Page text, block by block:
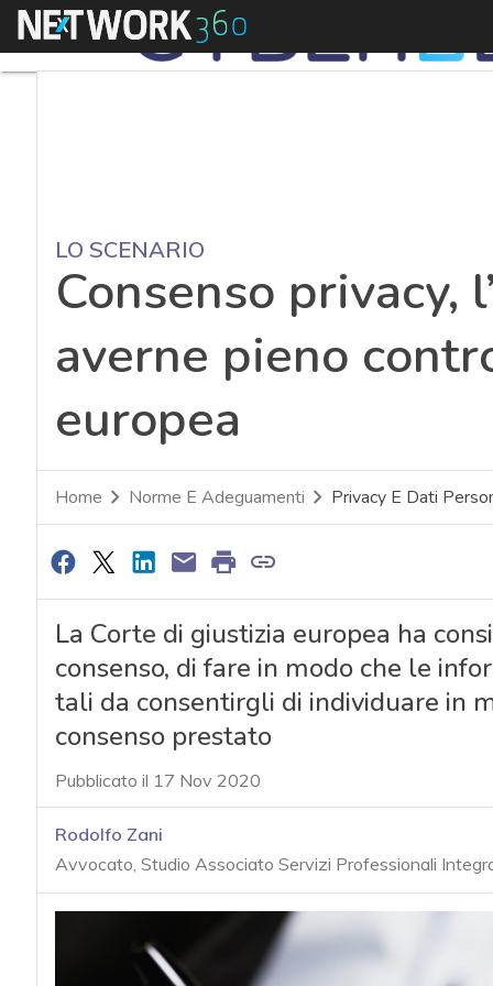
Menu
LO SCENARIO
Consenso privacy,
averne pieno
europea
Home Norme E Adeguamenti Privacy E Dati
La Corte di giustizia europea ha
consenso, di fare in modo che le
tali da consentirgli di individuare in
consenso prestato
Pubblicato il 17 Nov 2020
Rodolfo Zani
Avvocato, Studio Associato Servizi Professionali